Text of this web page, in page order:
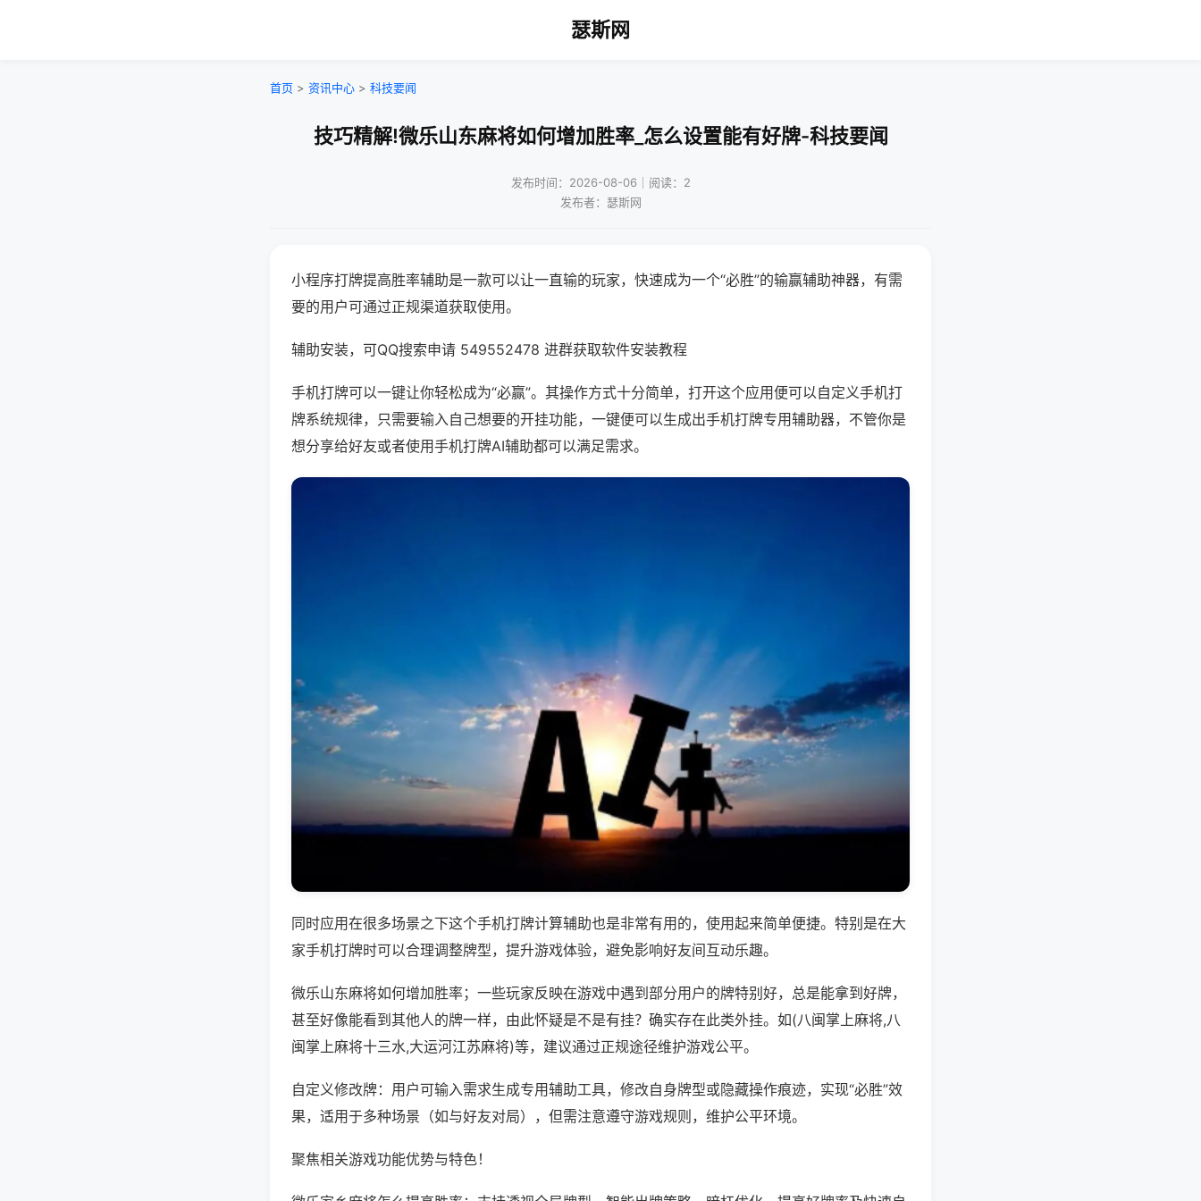
瑟斯网
首页 > 资讯中心 > 科技要闻
技巧精解!微乐山东麻将如何增加胜率_怎么设置能有好牌-科技要闻
发布时间：2026-08-06｜阅读：2
发布者：瑟斯网
小程序打牌提高胜率辅助是一款可以让一直输的玩家，快速成为一个“必胜”的输赢辅助神器，有需
要的用户可通过正规渠道获取使用。
辅助安装，可QQ搜索申请 549552478 进群获取软件安装教程
手机打牌可以一键让你轻松成为“必赢”。其操作方式十分简单，打开这个应用便可以自定义手机打
牌系统规律，只需要输入自己想要的开挂功能，一键便可以生成出手机打牌专用辅助器，不管你是
想分享给好友或者使用手机打牌AI辅助都可以满足需求。
同时应用在很多场景之下这个手机打牌计算辅助也是非常有用的，使用起来简单便捷。特别是在大
家手机打牌时可以合理调整牌型，提升游戏体验，避免影响好友间互动乐趣。
微乐山东麻将如何增加胜率；一些玩家反映在游戏中遇到部分用户的牌特别好，总是能拿到好牌，
甚至好像能看到其他人的牌一样，由此怀疑是不是有挂？确实存在此类外挂。如(八闽掌上麻将,八
闽掌上麻将十三水,大运河江苏麻将)等，建议通过正规途径维护游戏公平。
自定义修改牌：用户可输入需求生成专用辅助工具，修改自身牌型或隐藏操作痕迹，实现“必胜”效
果，适用于多种场景（如与好友对局），但需注意遵守游戏规则，维护公平环境。
聚焦相关游戏功能优势与特色！